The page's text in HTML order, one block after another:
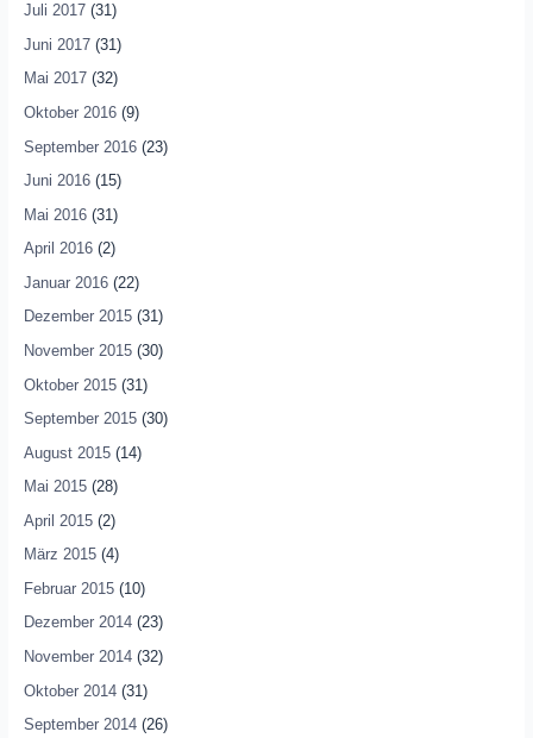
Juli 2017(31)
Juni 2017(31)
Mai 2017(32)
Oktober 2016(9)
September 2016(23)
Juni 2016(15)
Mai 2016(31)
April 2016(2)
Januar 2016(22)
Dezember 2015(31)
November 2015(30)
Oktober 2015(31)
September 2015(30)
August 2015(14)
Mai 2015(28)
April 2015(2)
März 2015(4)
Februar 2015(10)
Dezember 2014(23)
November 2014(32)
Oktober 2014(31)
September 2014(26)